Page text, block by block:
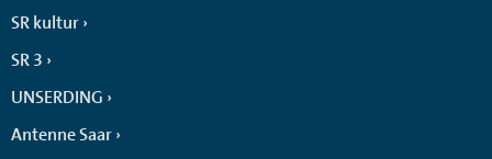
SR kultur
SR 3
UNSERDING
Antenne Saar